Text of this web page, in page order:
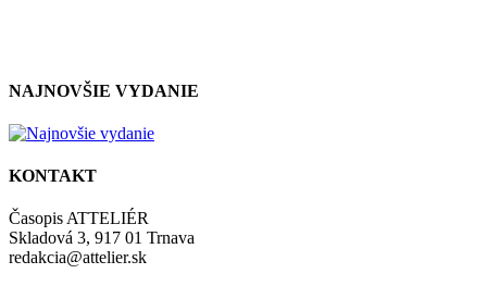
NAJNOVŠIE VYDANIE
KONTAKT
Časopis ATTELIÉR
Skladová 3, 917 01 Trnava
redakcia@attelier.sk